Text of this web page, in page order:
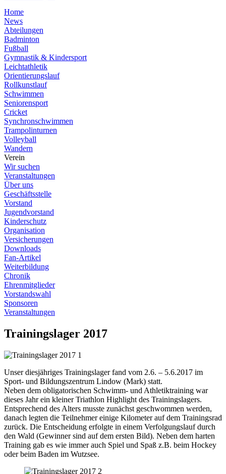
Home
News
Abteilungen
Badminton
Fußball
Gymnastik & Kindersport
Leichtathletik
Orientierungslauf
Rollkunstlauf
Schwimmen
Seniorensport
Cricket
Synchronschwimmen
Trampolinturnen
Volleyball
Wandern
Verein
Wir suchen
Veranstaltungen
Über uns
Geschäftsstelle
Vorstand
Jugendvorstand
Kinderschutz
Organisation
Versicherungen
Downloads
Fan-Artikel
Weiterbildung
Chronik
Ehrenmitglieder
Vorstandswahl
Sponsoren
Veranstaltungen
Trainingslager 2017
Unser diesjähriges Trainingslager fand vom 2.6. – 5.6.2017 im
Sport- und Bildungszentrum Lindow (Mark) statt.
Neben dem obligatorischen Schwimm- und Athletiktraining war
dieses Jahr ein kleiner Triathlon Highlight des Trainingslagers.
Entsprechend des Alters musste zunächst geschwommen werden,
danach legten die Teilnehmer einige Kilometer auf dem Trainingsrad
zurück. Die Entscheidung erfolgte in einem Verfolgungslauf durch
den Wald (Gewinner sind auf dem ersten Bild). Neben dem harten
Training gab es wie immer auch Spiel und Spaß z.B. beim Hockey
oder beim Baden im Wutzsee.